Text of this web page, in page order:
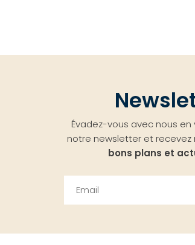
Évadez-vous avec nous en
notre newsletter et recevez
bons plans et